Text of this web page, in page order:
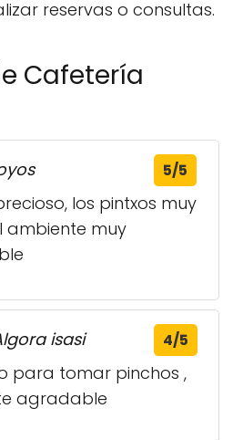
reservas o consultas.
Cafetería
5/5
los pintxos muy
ambiente muy
isasi 4/5
para tomar pinchos ,
agradable